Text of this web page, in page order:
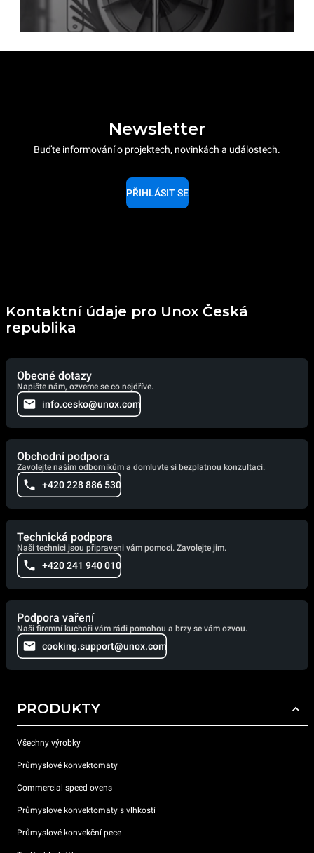
Newsletter
Buďte informování o projektech, novinkách a událostech.
PŘIHLÁSIT SE
Kontaktní údaje pro Unox Česká
republika
Obecné dotazy
Napište nám, ozveme se co nejdříve.
info.cesko@unox.com
Obchodní podpora
Zavolejte našim odborníkům a domluvte si bezplatnou konzultaci.
+420 228 886 530
Technická podpora
Naši technici jsou připraveni vám pomoci. Zavolejte jim.
+420 241 940 010
Podpora vaření
Naši firemní kuchaři vám rádi pomohou a brzy se vám ozvou.
cooking.support@unox.com
PRODUKTY
Všechny výrobky
Průmyslové konvektomaty
Commercial speed ovens
Průmyslové konvektomaty s vlhkostí
Průmyslové konvekční pece